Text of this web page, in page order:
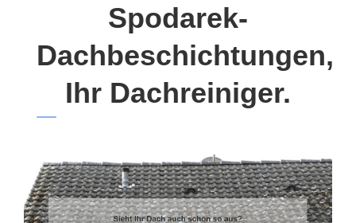
Spodarek-
Dachbeschichtungen,
Ihr Dachreiniger.